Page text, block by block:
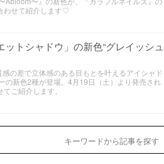
わせて紹介します♡
トシャドウ」の新色“グレイッシュ
の差で立体感のある目もとを叶えるアイシャド
新色2種が登場。4月19日（土）より発売され
ご紹介します。
キーワードから記事を探す